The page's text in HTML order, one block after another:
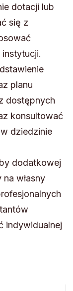
dotacji lub
się z
planu
dostępnych
konsultować
dziedzinie
dodatkowej
własny
indywidualnej